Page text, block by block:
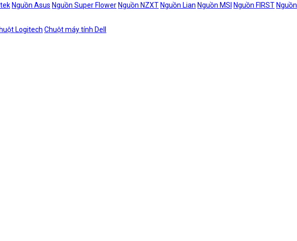
Nguồn Asus Nguồn Super Flower Nguồn NZXT Nguồn Lian Nguồn MSI Nguồn FIRST Nguồn
Logitech Chuột máy tính Dell